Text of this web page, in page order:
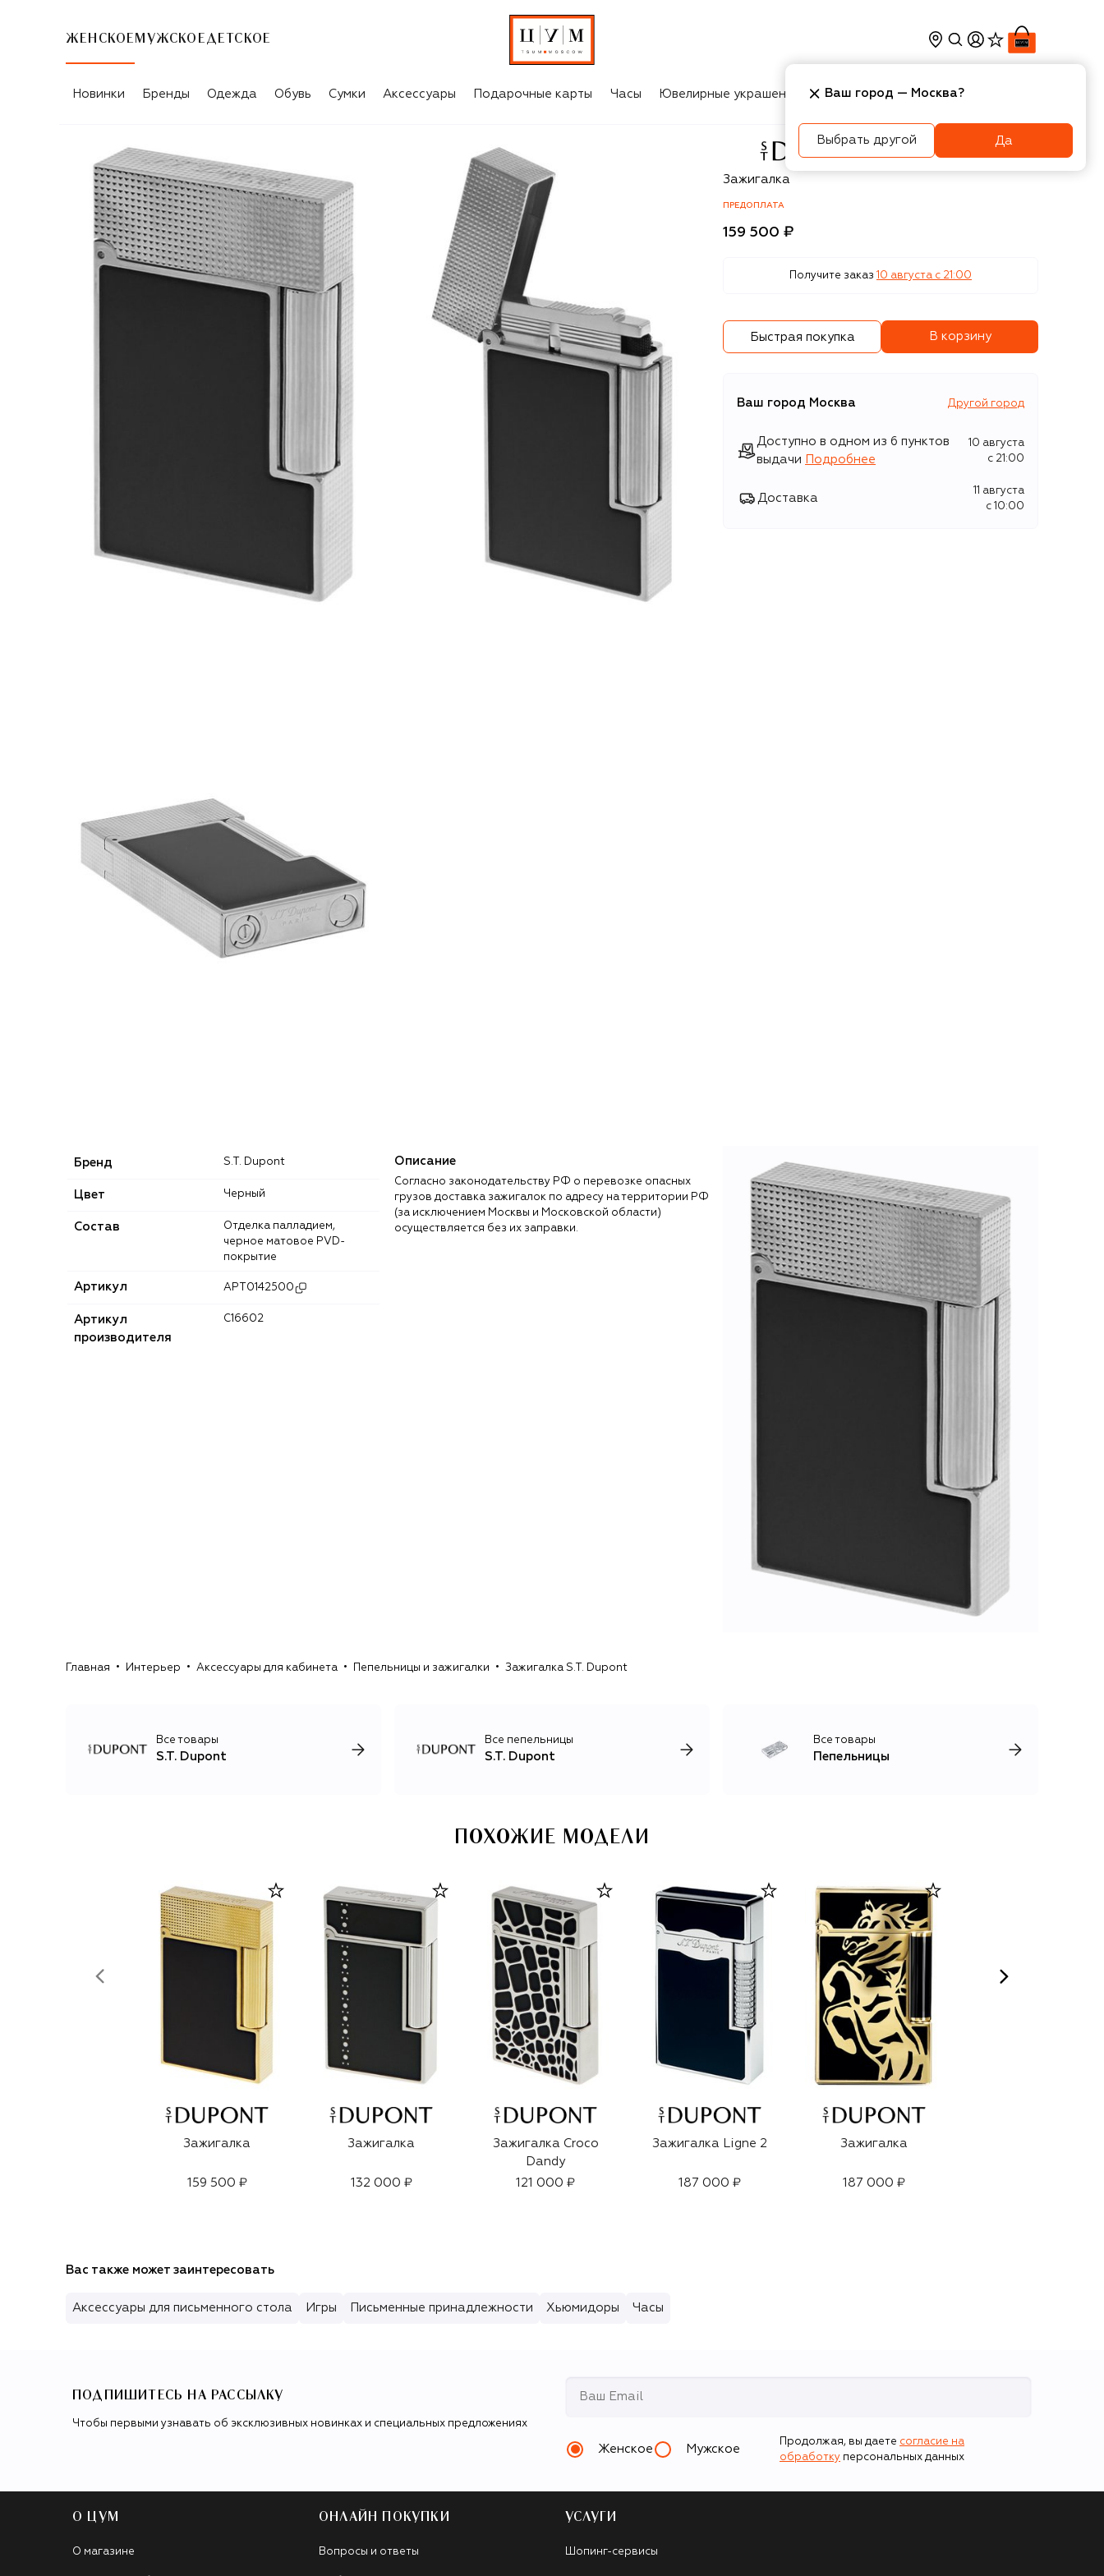
ЖЕНСКОЕ МУЖСКОЕ ДЕТСКОЕ
Новинки Бренды Одежда Обувь Сумки Аксессуары Подарочные карты Часы Ювелирные украшения Косметика Интерьер
S.T. Dupont
Зажигалка
ПРЕДОПЛАТА
159 500 ₽
Получите заказ 10 августа c 21:00
Быстрая покупка В корзину
Ваш город Москва Другой город
Доступно в одном из 6 пунктов
выдачи
Подробнее
10 августа
c 21:00
Доставка
11 августа
c 10:00
Бренд S.T. Dupont
Цвет Черный
Состав
Отделка палладием,
черное матовое PVD-
покрытие
Артикул APT0142500
Артикул
производителя
C16602
Описание
Согласно законодательству РФ о перевозке опасных
грузов доставка зажигалок по адресу на территории РФ
(за исключением Москвы и Московской области)
осуществляется без их заправки.
Главная Интерьер Аксессуары для кабинета Пепельницы и зажигалки Зажигалка S.T. Dupont
Все товары
S.T. Dupont
Все пепельницы
S.T. Dupont
Все товары
Пепельницы
ПОХОЖИЕ МОДЕЛИ
Зажигалка
159 500 ₽
Зажигалка
132 000 ₽
Зажигалка Croco
Dandy
121 000 ₽
Зажигалка Ligne 2
187 000 ₽
Зажигалка
187 000 ₽
Вас также может заинтересовать
Аксессуары для письменного стола Игры Письменные принадлежности Хьюмидоры Часы
ПОДПИШИТЕСЬ НА РАССЫЛКУ
Чтобы первыми узнавать об эксклюзивных новинках и специальных предложениях
Женское Мужское
Продолжая, вы даете согласие на
обработку персональных данных
О ЦУМ
О магазине
ОНЛАЙН ПОКУПКИ
Вопросы и ответы
УСЛУГИ
Шопинг-сервисы
Ваш город — Москва?
Выбрать другой Да